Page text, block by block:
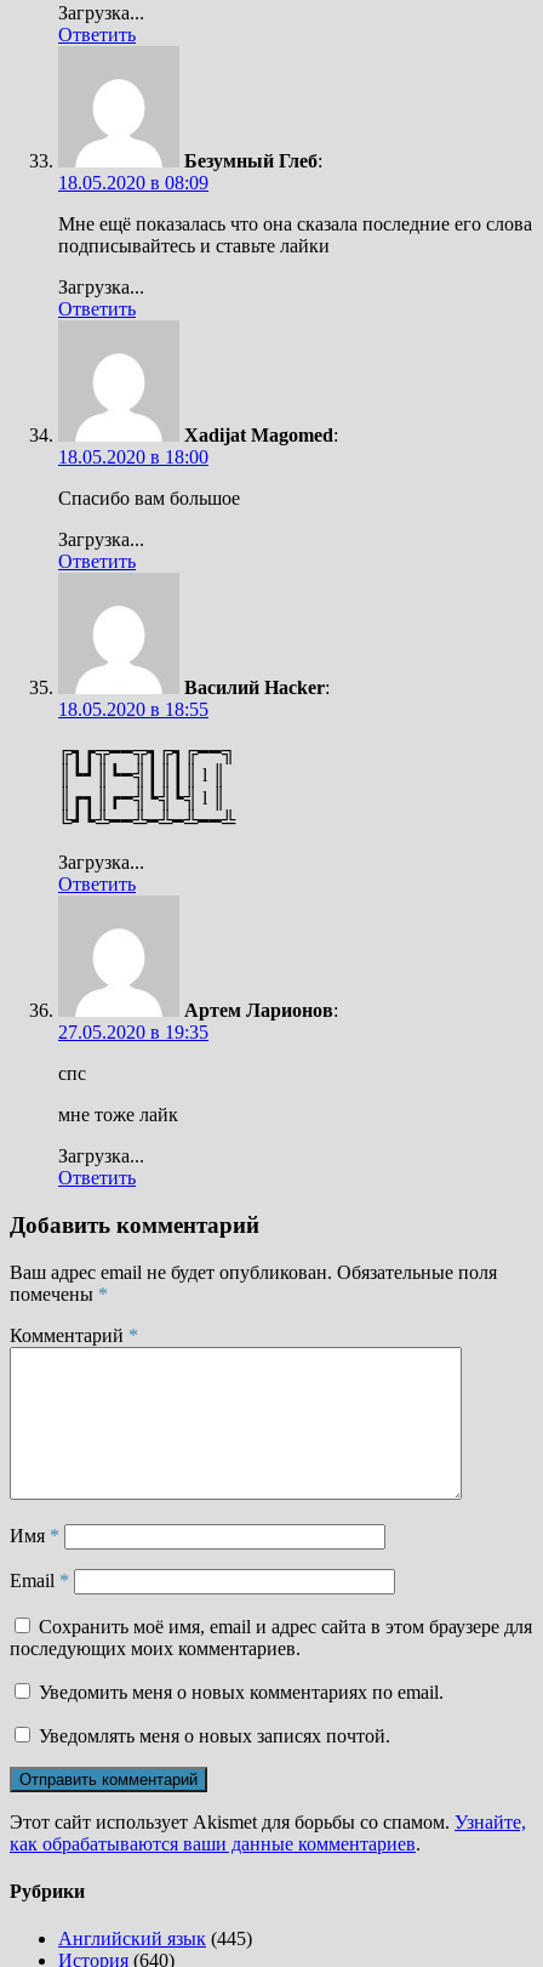
Загрузка...
Ответить
Безумный Глеб:
18.05.2020 в 08:09
Мне ещё показалась что она сказала последние его слова
подписывайтесь и ставьте лайки
Загрузка...
Ответить
Xadijat Magomed:
18.05.2020 в 18:00
Спасибо вам большое
Загрузка...
Ответить
Василий Hacker:
18.05.2020 в 18:55
╔┓┏╦━━╦┓╔┓╔━━╗
║┗┛║┗━╣┃║┃║ l ║
║┏┓║┏━╣┗╣┗╣ l ║
╚┛┗╩━━╩━╩━╩━━╩
Загрузка...
Ответить
Артем Ларионов:
27.05.2020 в 19:35
спс
мне тоже лайк
Загрузка...
Ответить
Добавить комментарий
Ваш адрес email не будет опубликован. Обязательные поля
помечены *
Комментарий *
Имя *
Email *
Сохранить моё имя, email и адрес сайта в этом браузере для
последующих моих комментариев.
Уведомить меня о новых комментариях по email.
Уведомлять меня о новых записях почтой.
Этот сайт использует Akismet для борьбы со спамом. Узнайте,
как обрабатываются ваши данные комментариев.
Рубрики
Английский язык (445)
История (640)